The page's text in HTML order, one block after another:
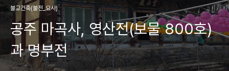
불교건축(불전_요사)
공주 마곡사, 영산전(보물 800호)
과 명부전